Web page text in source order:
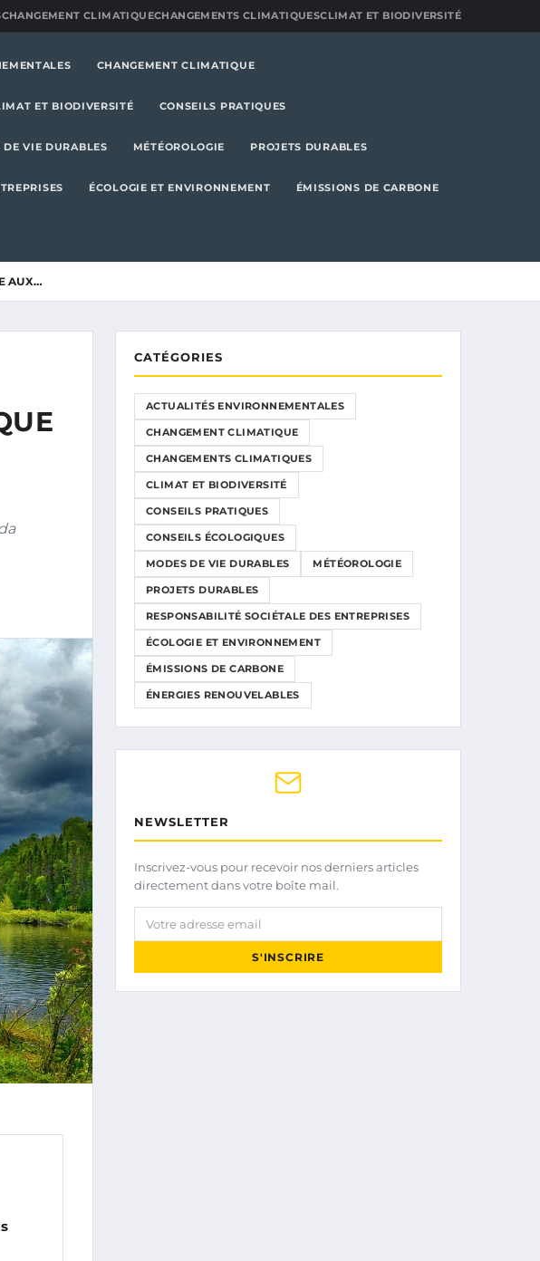
CHANGEMENT CLIMATIQUECHANGEMENTS CLIMATIQUESCLIMAT ET BIODIVERSITÉ
CHANGEMENT CLIMATIQUE
ET BIODIVERSITÉ CONSEILS PRATIQUES
DE VIE DURABLES MÉTÉOROLOGIE PROJETS DURABLES
ÉCOLOGIE ET ENVIRONNEMENT ÉMISSIONS DE CARBONE
AUX…
CATÉGORIES
ACTUALITÉS ENVIRONNEMENTALES
CHANGEMENT CLIMATIQUE
CHANGEMENTS CLIMATIQUES
CLIMAT ET BIODIVERSITÉ
CONSEILS PRATIQUES
CONSEILS ÉCOLOGIQUES
MODES DE VIE DURABLES MÉTÉOROLOGIE
PROJETS DURABLES
RESPONSABILITÉ SOCIÉTALE DES ENTREPRISES
ÉCOLOGIE ET ENVIRONNEMENT
ÉMISSIONS DE CARBONE
ÉNERGIES RENOUVELABLES
NEWSLETTER
Inscrivez-vous pour recevoir nos derniers articles
directement dans votre boîte mail.
Votre adresse email
S'INSCRIRE